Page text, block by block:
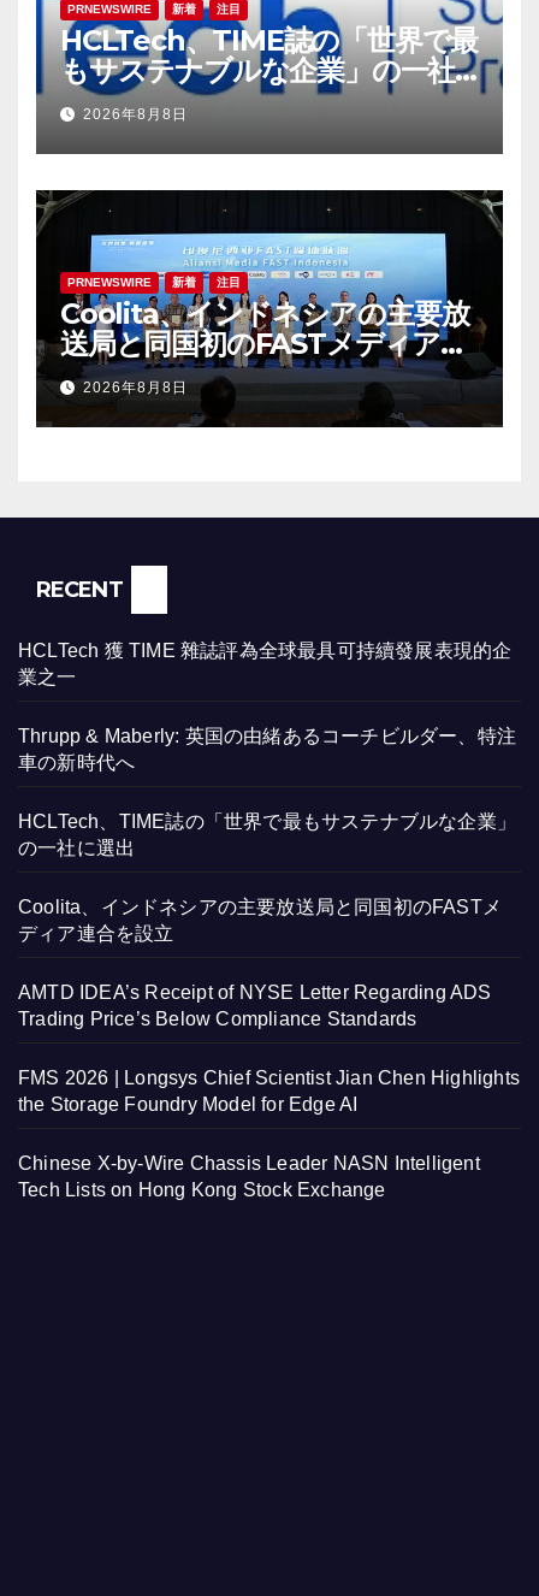
PRNEWSWIRE 新着 注目
HCLTech、TIME誌の「世界で最
もサステナブルな企業」の一社
に選出
2026年8月8日
PRNEWSWIRE 新着 注目
Coolita、インドネシアの主要放
送局と同国初のFASTメディア連
合を設立
2026年8月8日
RECENT
HCLTech 獲 TIME 雜誌評為全球最具可持續發展表現的企
業之一
Thrupp & Maberly: 英国の由緒あるコーチビルダー、特注
車の新時代へ
HCLTech、TIME誌の「世界で最もサステナブルな企業」
の一社に選出
Coolita、インドネシアの主要放送局と同国初のFASTメ
ディア連合を設立
AMTD IDEA’s Receipt of NYSE Letter Regarding ADS
Trading Price’s Below Compliance Standards
FMS 2026 | Longsys Chief Scientist Jian Chen Highlights
the Storage Foundry Model for Edge AI
Chinese X-by-Wire Chassis Leader NASN Intelligent
Tech Lists on Hong Kong Stock Exchange